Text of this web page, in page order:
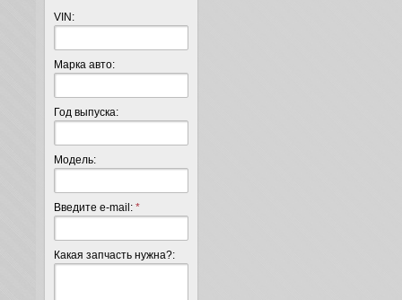
VIN:
Марка авто:
Год выпуска:
Модель:
Введите e-mail: *
Какая запчасть нужна?: